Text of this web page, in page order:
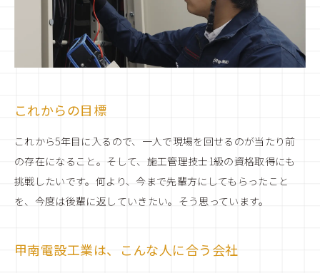
これからの目標
これから5年目に入るので、一人で現場を回せるのが当たり前
の存在になること。そして、施工管理技士1級の資格取得にも
挑戦したいです。何より、今まで先輩方にしてもらったこと
を、今度は後輩に返していきたい。そう思っています。
甲南電設工業は、こんな人に合う会社